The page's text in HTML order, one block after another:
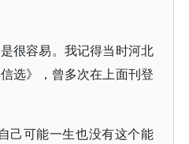
很容易。我记得当时河北
选》，曾多次在上面刊登
可能一生也没有这个能